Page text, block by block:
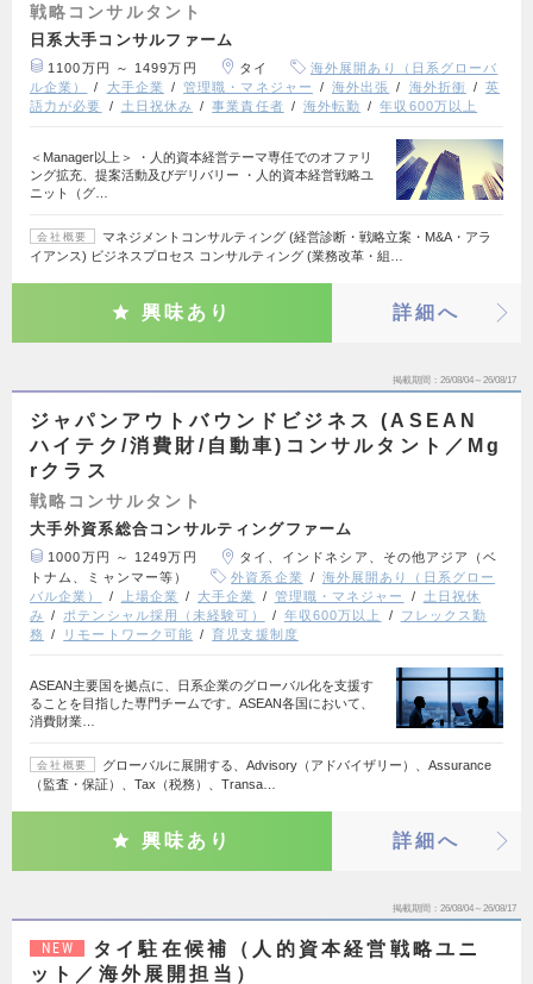
戦略コンサルタント
日系大手コンサルファーム
1100万円 ～ 1499万円 タイ
海外展開あり（日系グローバ
ル企業）
大手企業 管理職・マネジャー 海外出張 海外折衝
英
語力が必要
土日祝休み 事業責任者 海外転勤 年収600万以上
＜Manager以上＞ ・人的資本経営テーマ専任でのオファリ
ング拡充、提案活動及びデリバリー ・人的資本経営戦略ユ
ニット（グ…
会社概要
マネジメントコンサルティング (経営診断・戦略立案・M&A・アラ
イアンス) ビジネスプロセス コンサルティング (業務改革・組…
興味あり 詳細へ
掲載期間 26/08/04～26/08/17
ジャパンアウトバウンドビジネス (ASEAN
ハイテク/消費財/自動車)コンサルタント／Mg
rクラス
戦略コンサルタント
大手外資系総合コンサルティングファーム
1000万円 ～ 1249万円
タイ、インドネシア、その他アジア（ベ
トナム、ミャンマー等）
外資系企業
海外展開あり（日系グロー
バル企業）
上場企業 大手企業 管理職・マネジャー
土日祝休
み
ポテンシャル採用（未経験可） 年収600万以上
フレックス勤
務
リモートワーク可能 育児支援制度
ASEAN主要国を拠点に、日系企業のグローバル化を支援す
ることを目指した専門チームです。ASEAN各国において、
消費財業…
会社概要
グローバルに展開する、Advisory（アドバイザリー）、Assurance
（監査・保証）、Tax（税務）、Transa…
興味あり 詳細へ
掲載期間 26/08/04～26/08/17
NEW
タイ駐在候補（人的資本経営戦略ユニ
ット／海外展開担当）